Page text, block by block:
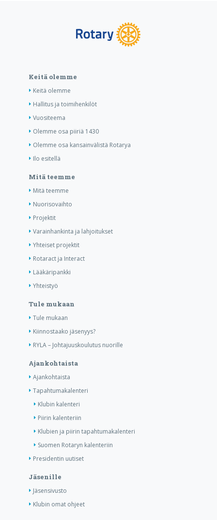
Keitä olemme
Keitä olemme
Hallitus ja toimihenkilöt
Vuositeema
Olemme osa piiriä 1430
Olemme osa kansainvälistä Rotarya
Ilo esitellä
Mitä teemme
Mitä teemme
Nuorisovaihto
Projektit
Varainhankinta ja lahjoitukset
Yhteiset projektit
Rotaract ja Interact
Lääkäripankki
Yhteistyö
Tule mukaan
Tule mukaan
Kiinnostaako jäsenyys?
RYLA – Johtajuuskoulutus nuorille
Ajankohtaista
Ajankohtaista
Tapahtumakalenteri
Klubin kalenteri
Piirin kalenteriin
Klubien ja piirin tapahtumakalenteri
Suomen Rotaryn kalenteriin
Presidentin uutiset
Jäsenille
Jäsensivusto
Klubin omat ohjeet